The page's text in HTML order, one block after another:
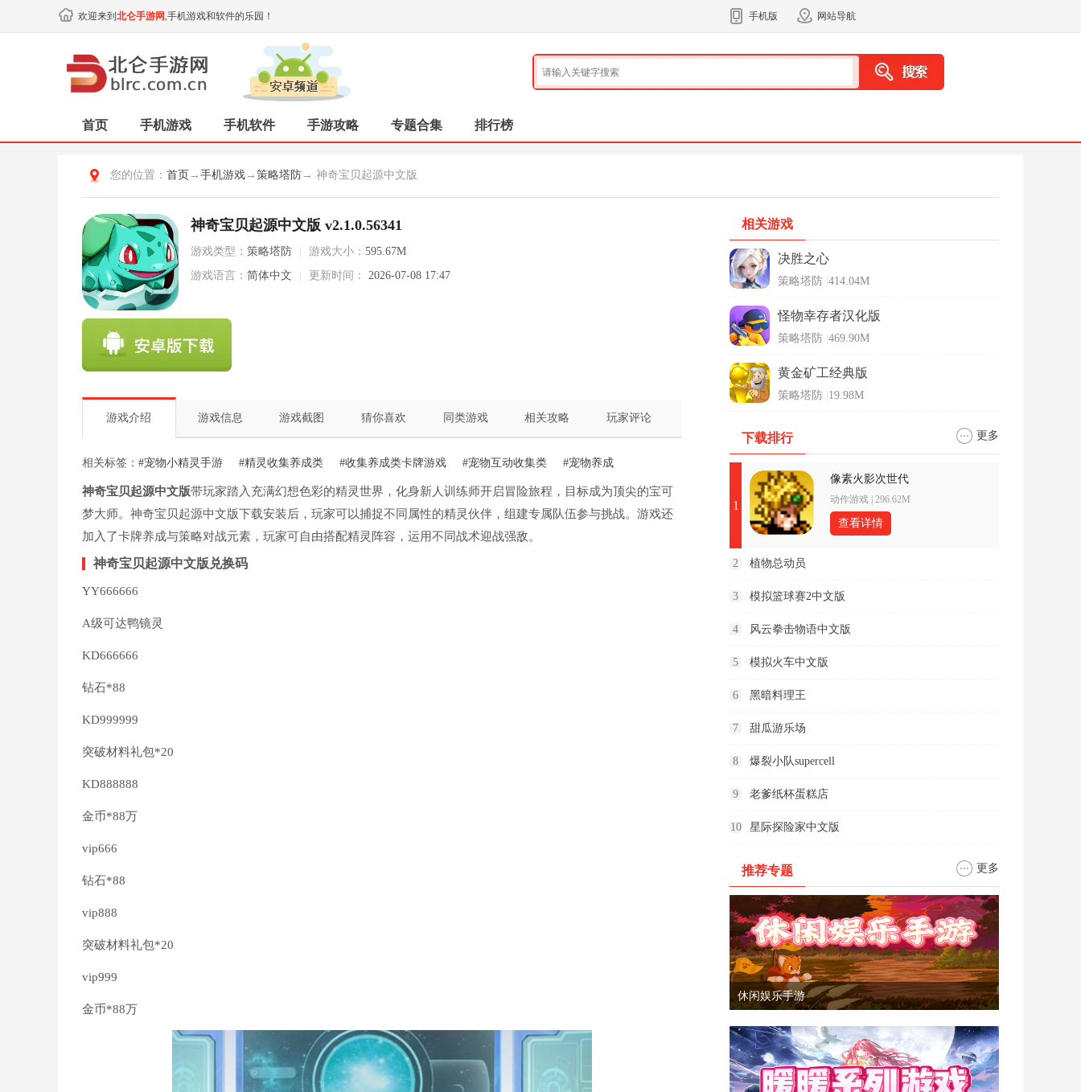
欢迎来到 北仑手游网,手机游戏和软件的乐园！ 手机版 网站导航
首页 手机游戏 手机软件 手游攻略 专题合集 排行榜
您的位置： 首页 → 手机游戏 → 策略塔防 → 神奇宝贝起源中文版
神奇宝贝起源中文版 v2.1.0.56341
游戏类型： 策略塔防 游戏大小： 595.67M
游戏语言： 简体中文 更新时间： 2026-07-08 17:47
游戏介绍 游戏信息 游戏截图 猜你喜欢 同类游戏 相关攻略 玩家评论
相关标签： #宠物小精灵手游 #精灵收集养成类 #收集养成类卡牌游戏 #宠物互动收集类 #宠物养成
神奇宝贝起源中文版带玩家踏入充满幻想色彩的精灵世界，化身新人训练师开启冒险旅程，目标成为顶尖的宝可
梦大师。神奇宝贝起源中文版下载安装后，玩家可以捕捉不同属性的精灵伙伴，组建专属队伍参与挑战。游戏还
加入了卡牌养成与策略对战元素，玩家可自由搭配精灵阵容，运用不同战术迎战强敌。
神奇宝贝起源中文版兑换码
YY666666
A级可达鸭镜灵
KD666666
钻石*88
KD999999
突破材料礼包*20
KD888888
金币*88万
vip666
钻石*88
vip888
突破材料礼包*20
vip999
金币*88万
相关游戏
决胜之心
策略塔防 414.04M
怪物幸存者汉化版
策略塔防 469.90M
黄金矿工经典版
策略塔防 19.98M
下载排行 更多
1
像素火影次世代
动作游戏 296.62M
查看详情
2 植物总动员
3 模拟篮球赛2中文版
4 风云拳击物语中文版
5 模拟火车中文版
6 黑暗料理王
7 甜瓜游乐场
8 爆裂小队supercell
9 老爹纸杯蛋糕店
10 星际探险家中文版
推荐专题 更多
休闲娱乐手游